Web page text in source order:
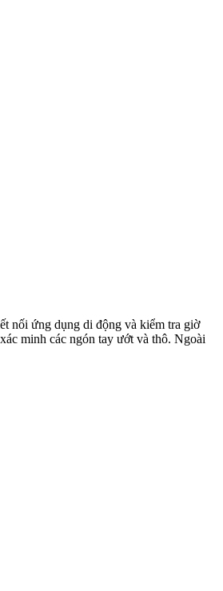
nối ứng dụng di động và kiểm tra giờ
minh các ngón tay ướt và thô. Ngoài